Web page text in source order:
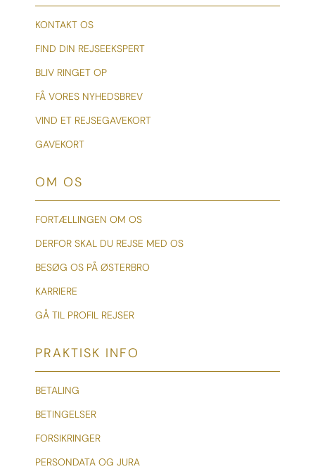
KONTAKT OS
FIND DIN REJSEEKSPERT
BLIV RINGET OP
FÅ VORES NYHEDSBREV
VIND ET REJSEGAVEKORT
GAVEKORT
OM OS
FORTÆLLINGEN OM OS
DERFOR SKAL DU REJSE MED OS
BESØG OS PÅ ØSTERBRO
KARRIERE
GÅ TIL PROFIL REJSER
PRAKTISK INFO
BETALING
BETINGELSER
FORSIKRINGER
PERSONDATA OG JURA